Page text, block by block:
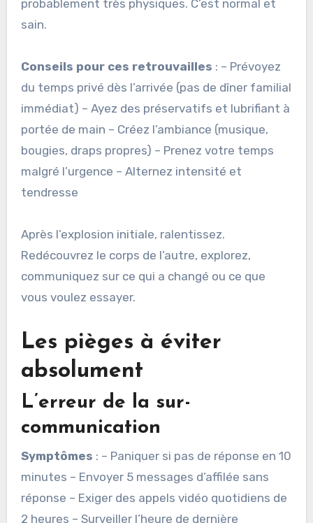
probablement très physiques. C’est normal et
sain.
Conseils pour ces retrouvailles : – Prévoyez
du temps privé dès l’arrivée (pas de dîner familial
immédiat) – Ayez des préservatifs et lubrifiant à
portée de main – Créez l’ambiance (musique,
bougies, draps propres) – Prenez votre temps
malgré l’urgence – Alternez intensité et
tendresse
Après l’explosion initiale, ralentissez.
Redécouvrez le corps de l’autre, explorez,
communiquez sur ce qui a changé ou ce que
vous voulez essayer.
Les pièges à éviter
absolument
L’erreur de la sur-
communication
Symptômes : – Paniquer si pas de réponse en 10
minutes – Envoyer 5 messages d’affilée sans
réponse – Exiger des appels vidéo quotidiens de
2 heures – Surveiller l’heure de dernière